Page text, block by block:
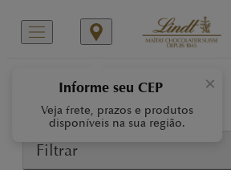
×
Informe seu CEP
Veja frete, prazos e produtos
disponíveis na sua região.
Nuxor
Filtrar